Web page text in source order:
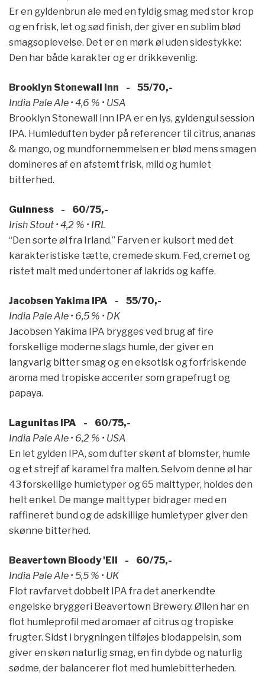
Er en gyldenbrun ale med en fyldig smag med stor krop
og en frisk, let og sød finish, der giver en sublim blød
smagsoplevelse. Det er en mørk øl uden sidestykke:
Den har både karakter og er drikkevenlig.
Brooklyn Stonewall Inn - 55/70,-
India Pale Ale • 4,6 % • USA
Brooklyn Stonewall Inn IPA er en lys, gyldengul session
IPA. Humleduften byder på referencer til citrus, ananas
& mango, og mundfornemmelsen er blød mens smagen
domineres af en afstemt frisk, mild og humlet
bitterhed.
Guinness - 60/75,-
Irish Stout • 4,2 % • IRL
“Den sorte øl fra Irland.” Farven er kulsort med det
karakteristiske tætte, cremede skum. Fed, cremet og
ristet malt med undertoner af lakrids og kaffe.
Jacobsen Yakima IPA - 55/70,-
India Pale Ale • 6,5 % • DK
Jacobsen Yakima IPA brygges ved brug af fire
forskellige moderne slags humle, der giver en
langvarig bitter smag og en eksotisk og forfriskende
aroma med tropiske accenter som grapefrugt og
papaya.
Lagunitas IPA - 60/75,-
India Pale Ale • 6,2 % • USA
En let gylden IPA, som dufter skønt af blomster, humle
og et strejf af karamel fra malten. Selvom denne øl har
43 forskellige humletyper og 65 malttyper, holdes den
helt enkel. De mange malttyper bidrager med en
raffineret bund og de adskillige humletyper giver den
skønne bitterhed.
Beavertown Bloody 'Ell - 60/75,-
India Pale Ale • 5,5 % • UK
Flot ravfarvet dobbelt IPA fra det anerkendte
engelske bryggeri Beavertown Brewery. Øllen har en
flot humleprofil med aromaer af citrus og tropiske
frugter. Sidst i brygningen tilføjes blodappelsin, som
giver en skøn naturlig smag, en fin dybde og naturlig
sødme, der balancerer flot med humlebitterheden.